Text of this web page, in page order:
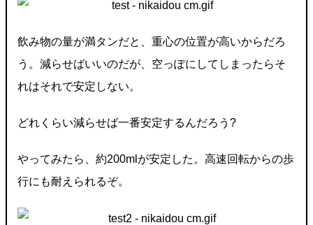
飲み物の量が満タンだと、重心の位置が高いからだろ
う。減らせばいいのだが、空っぽにしてしまったらそ
れはそれで安定しない。
どれくらい減らせば一番安定するんだろう?
やってみたら、約200mlが安定した。高速回転からの歩
行にも耐えられるぞ。